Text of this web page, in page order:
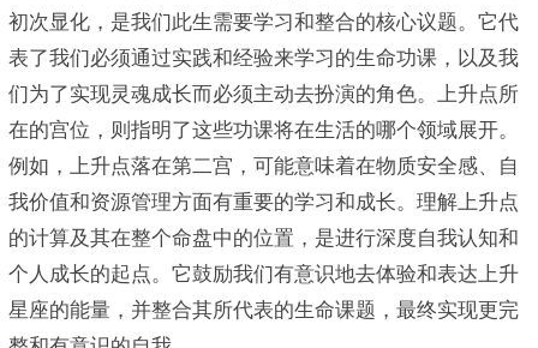
初次显化，是我们此生需要学习和整合的核心议题。它代
表了我们必须通过实践和经验来学习的生命功课，以及我
们为了实现灵魂成长而必须主动去扮演的角色。上升点所
在的宫位，则指明了这些功课将在生活的哪个领域展开。
例如，上升点落在第二宫，可能意味着在物质安全感、自
我价值和资源管理方面有重要的学习和成长。理解上升点
的计算及其在整个命盘中的位置，是进行深度自我认知和
个人成长的起点。它鼓励我们有意识地去体验和表达上升
星座的能量，并整合其所代表的生命课题，最终实现更完